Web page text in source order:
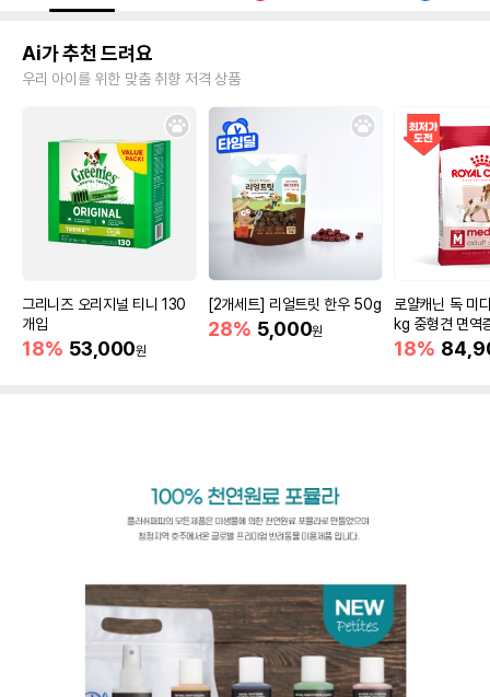
Ai가 추천 드려요
우리 아이를 위한 맞춤 취향 저격 상품
그리니즈 오리지널 티니 130
개입
18% 53,000원
[2개세트] 리얼트릿 한우 50g
28% 5,000원
로얄캐닌 독 미
kg 중형견 면역
18%